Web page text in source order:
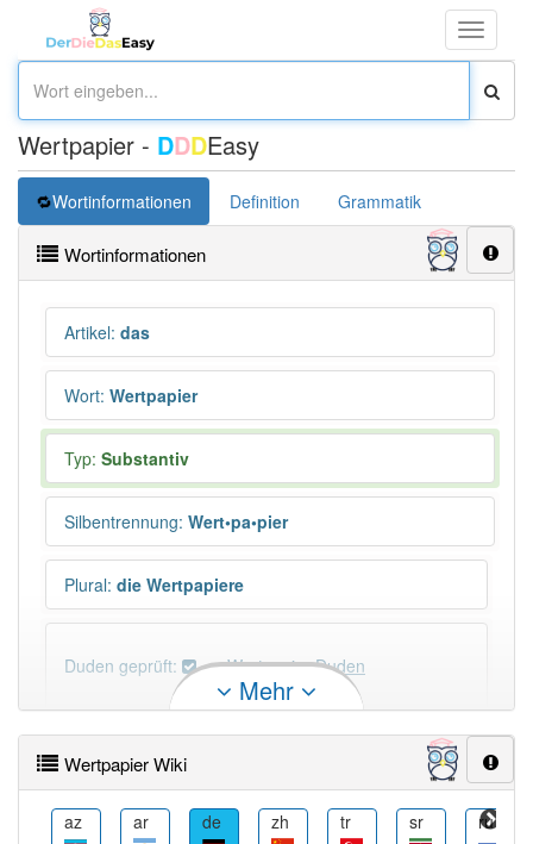
Toggle
Wertpapier - DDDEasy
Wortinformationen Definition Grammatik
Wortinformationen
Artikel: das
Wort: Wertpapier
Typ: Substantiv
Silbentrennung: Wert•pa•pier
Plural: die Wertpapiere
Duden geprüft: Wertpapier Duden
PowerIndex:145
Mehr
Wertpapier Wiki
az ar de zh tr sr ru